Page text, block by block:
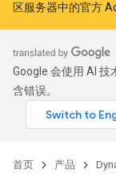
区服务器中的官方
Google 会使用 AI
含错误。
首页 产品